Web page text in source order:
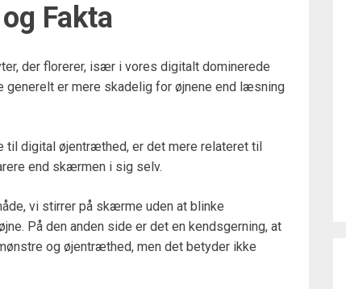
Fakta
der florerer, især i vores digitalt dominerede
er mere skadelig for øjnene end læsning
til digital øjentræthed, er det mere relateret til
end skærmen i sig selv.
vi stirrer på skærme uden at blinke
På den anden side er det en kendsgerning, at
og øjentræthed, men det betyder ikke